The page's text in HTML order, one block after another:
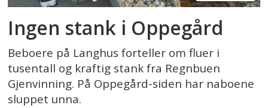
Ingen stank i Oppegård
Beboere på Langhus forteller om fluer i
tusentall og kraftig stank fra Regnbuen
Gjenvinning. På Oppegård-siden har naboene
sluppet unna.